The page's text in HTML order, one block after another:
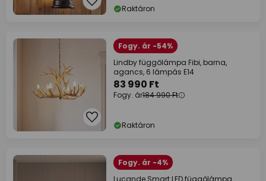
Raktáron
Fogy. ár -54%
Lindby függőlámpa Fibi, barna,
agancs, 6 lámpás E14
83 990 Ft
Fogy. ár184 990 Ft
Raktáron
Fogy. ár -4%
Lucande Smart LED függőlámpa